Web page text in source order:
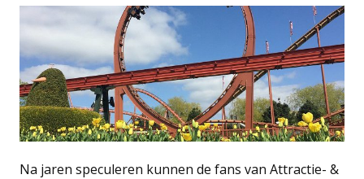
Na jaren speculeren kunnen de fans van Attractie- &